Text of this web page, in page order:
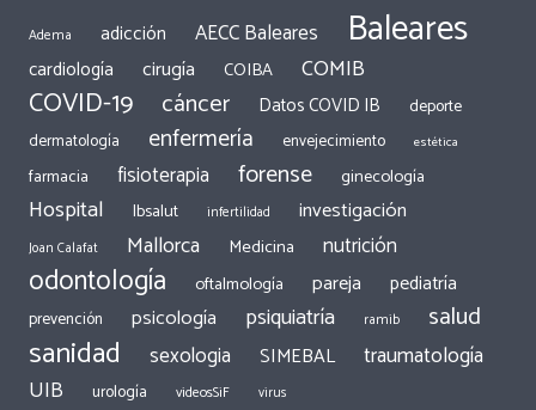
Adema adicción AECC Baleares Baleares
cardiología cirugía COIBA COMIB
COVID-19 cáncer Datos COVID IB
deporte
dermatología
enfermería envejecimiento estética
farmacia fisioterapia forense ginecología
Hospital Ibsalut infertilidad investigación
Joan Calafat Mallorca Medicina nutrición
odontología oftalmología pareja pediatría
prevención psicología psiquiatría ramib salud
sanidad sexologia SIMEBAL traumatología
UIB urología videosSiF virus